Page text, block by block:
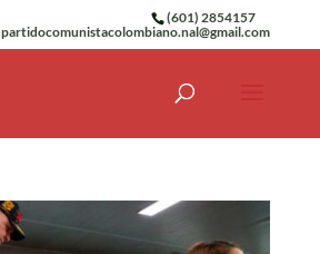
(601) 2854157
partidocomunistacolombiano.nal@gmail.com